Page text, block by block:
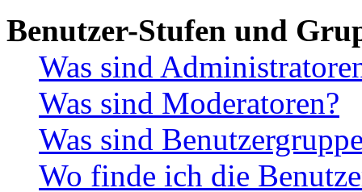
Benutzer-Stufen und
Was sind
Was sind Moderatoren?
Was sind
Wo finde ich die